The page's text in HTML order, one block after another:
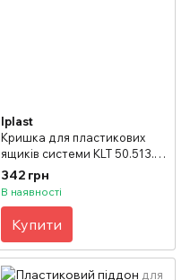
Iplast
Кришка для пластикових
ящиків системи KLT 50.513.61
(600x400 мм) темно синя
342 грн
В наявності
Купити